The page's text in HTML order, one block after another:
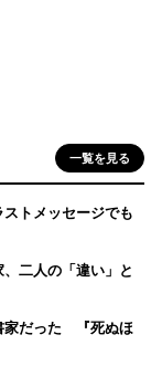
一覧を見る
トメッセージでも
二人の「違い」と
家だった 『死ぬほ